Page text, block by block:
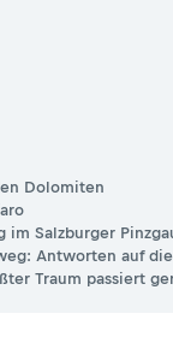
Dolomiten
im Salzburger
Antworten auf
Traum passiert